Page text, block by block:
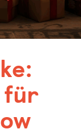
für